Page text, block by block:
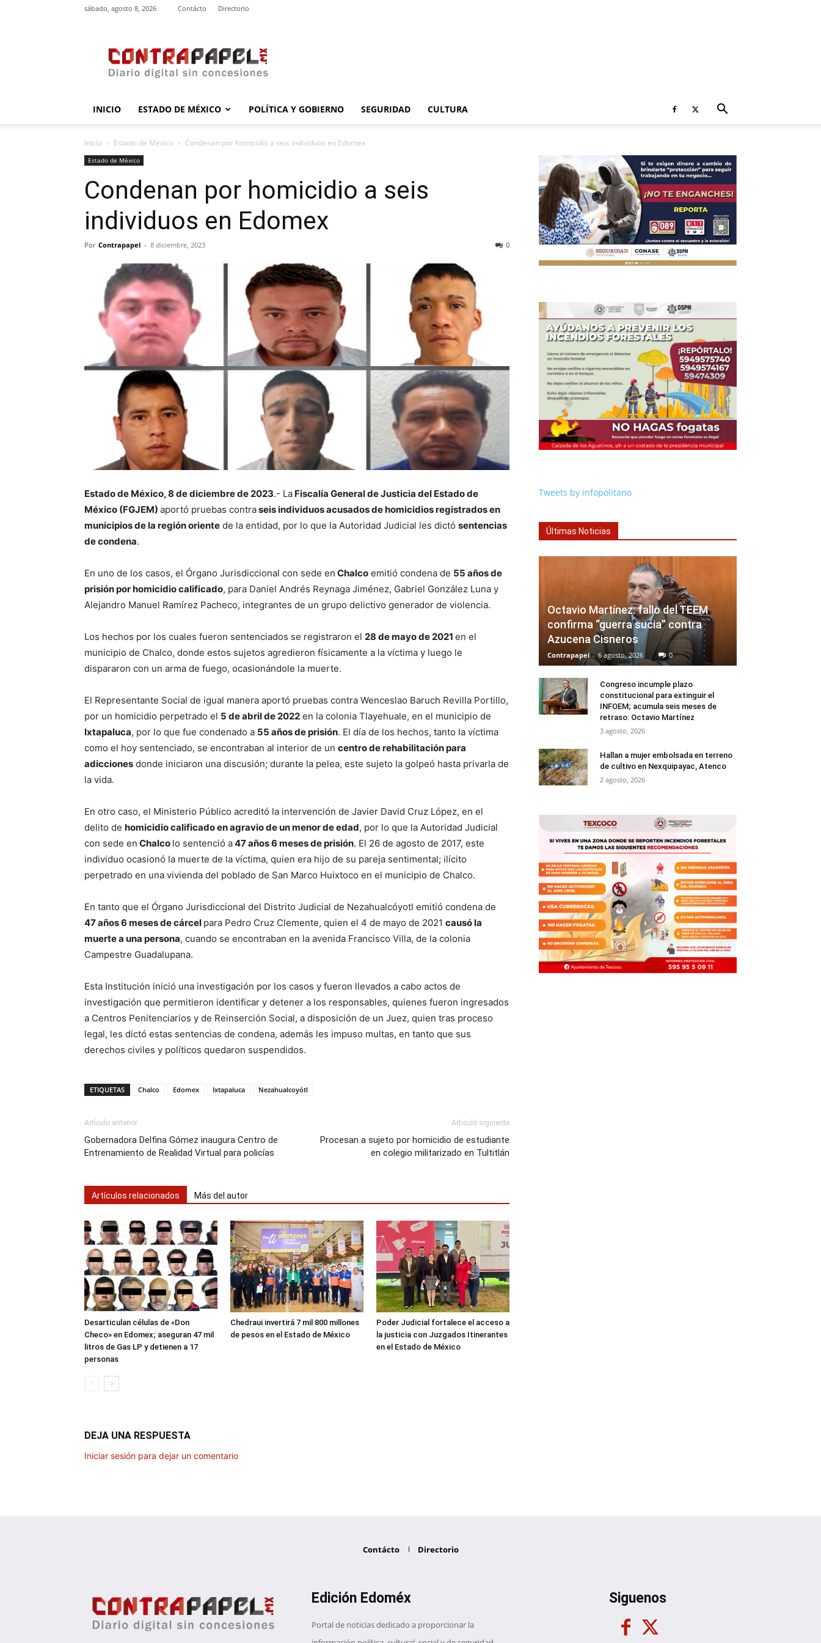
sábado, agosto 8, 2026 Contácto Directorio
INICIO ESTADO DE MÉXICO POLÍTICA Y GOBIERNO SEGURIDAD CULTURA
Inicio Estado de México Condenan por homicidio a seis individuos en Edomex
Estado de México
Condenan por homicidio a seis
individuos en Edomex
Por Contrapapel - 8 diciembre, 2023 0
Estado de México, 8 de diciembre de 2023.- La Fiscalía General de Justicia del Estado de
México (FGJEM) aportó pruebas contraseis individuos acusados de homicidios registrados en
municipios de la región oriente de la entidad, por lo que la Autoridad Judicial les dictó sentencias
de condena.
En uno de los casos, el Órgano Jurisdiccional con sede en Chalco emitió condena de 55 años de
prisión por homicidio calificado, para Daniel Andrés Reynaga Jiménez, Gabriel González Luna y
Alejandro Manuel Ramírez Pacheco, integrantes de un grupo delictivo generador de violencia.
Los hechos por los cuales fueron sentenciados se registraron el 28 de mayo de 2021 en el
municipio de Chalco, donde estos sujetos agredieron físicamente a la víctima y luego le
dispararon con un arma de fuego, ocasionándole la muerte.
El Representante Social de igual manera aportó pruebas contra Wenceslao Baruch Revilla Portillo,
por un homicidio perpetrado el 5 de abril de 2022 en la colonia Tlayehuale, en el municipio de
Ixtapaluca, por lo que fue condenado a 55 años de prisión. El día de los hechos, tanto la víctima
como el hoy sentenciado, se encontraban al interior de un centro de rehabilitación para
adicciones donde iniciaron una discusión; durante la pelea, este sujeto la golpeó hasta privarla de
la vida.
En otro caso, el Ministerio Público acreditó la intervención de Javier David Cruz López, en el
delito de homicidio calificado en agravio de un menor de edad, por lo que la Autoridad Judicial
con sede en Chalco lo sentenció a47 años 6 meses de prisión. El 26 de agosto de 2017, este
individuo ocasionó la muerte de la víctima, quien era hijo de su pareja sentimental; ilícito
perpetrado en una vivienda del poblado de San Marco Huixtoco en el municipio de Chalco.
En tanto que el Órgano Jurisdiccional del Distrito Judicial de Nezahualcóyotl emitió condena de
47 años 6 meses de cárcel para Pedro Cruz Clemente, quien el 4 de mayo de 2021 causó la
muerte a una persona, cuando se encontraban en la avenida Francisco Villa, de la colonia
Campestre Guadalupana.
Esta Institución inició una investigación por los casos y fueron llevados a cabo actos de
investigación que permitieron identificar y detener a los responsables, quienes fueron ingresados
a Centros Penitenciarios y de Reinserción Social, a disposición de un Juez, quien tras proceso
legal, les dictó estas sentencias de condena, además les impuso multas, en tanto que sus
derechos civiles y políticos quedaron suspendidos.
ETIQUETAS Chalco Edomex Ixtapaluca Nezahualcoyótl
Artículo anterior
Gobernadora Delfina Gómez inaugura Centro de
Entrenamiento de Realidad Virtual para policías
Artículo siguiente
Procesan a sujeto por homicidio de estudiante
en colegio militarizado en Tultitlán
Artículos relacionados Más del autor
Desarticulan células de «Don
Checo» en Edomex; aseguran 47 mil
litros de Gas LP y detienen a 17
personas
Chedraui invertirá 7 mil 800 millones
de pesos en el Estado de México
Poder Judicial fortalece el acceso a
la justicia con Juzgados Itinerantes
en el Estado de México
DEJA UNA RESPUESTA
Iniciar sesión para dejar un comentario
Tweets by infopolitano
Últimas Noticias
Octavio Martínez: fallo del TEEM
confirma “guerra sucia” contra
Azucena Cisneros
Contrapapel - 6 agosto, 2026 0
Congreso incumple plazo
constitucional para extinguir el
INFOEM; acumula seis meses de
retraso: Octavio Martínez
3 agosto, 2026
Hallan a mujer embolsada en terreno
de cultivo en Nexquipayac, Atenco
2 agosto, 2026
Contácto Directorio
Edición Edoméx
Portal de noticias dedicado a proporcionar la
Siguenos